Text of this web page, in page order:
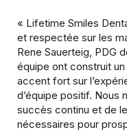
« Lifetime Smiles
et respectée sur les
Rene Sauerteig, PDG
équipe ont construit
accent fort sur
d’équipe positif. Nous
succès continu et de
nécessaires pour